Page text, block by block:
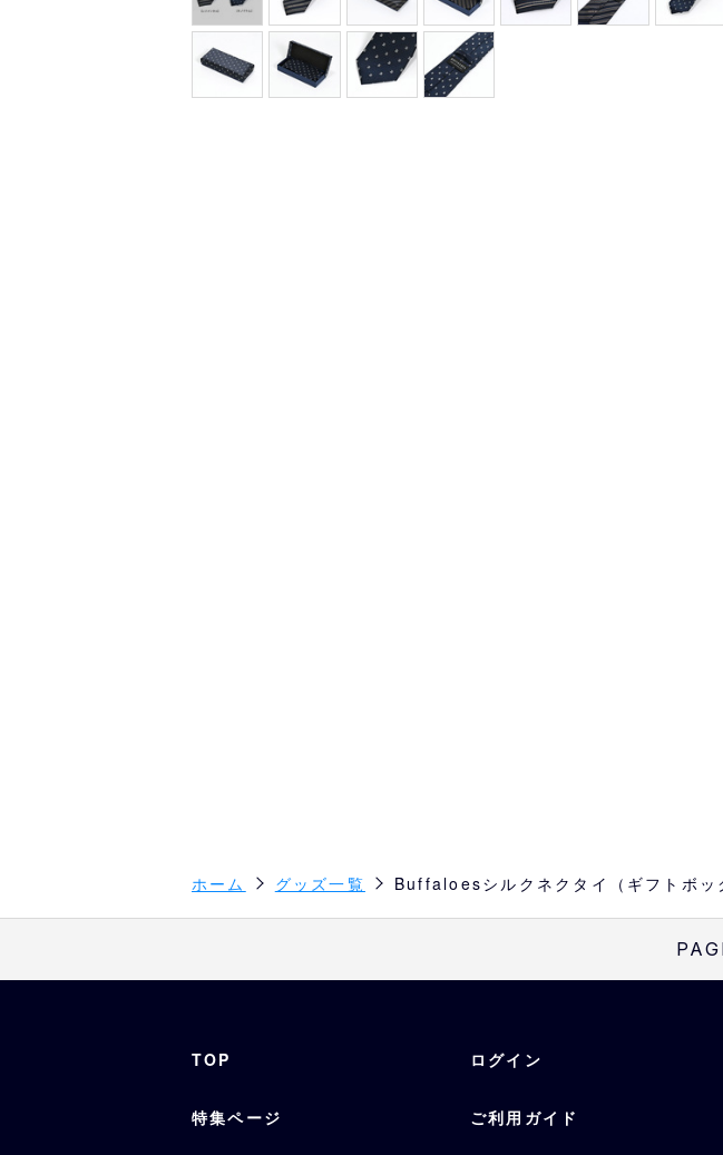
ホーム グッズ一覧 Buffaloesシルクネクタイ（ギフトボッ
TOP ログイン
特集ページ ご利用ガイド